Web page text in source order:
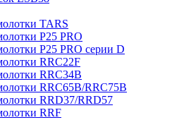
TARS
P25 PRO
P25 PRO серии D
RRC22F
RRC34B
RRC65B/RRC75B
RRD37/RRD57
RRF